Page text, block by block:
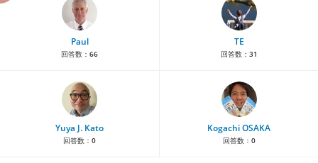
Paul
回答数： 66
TE
回答数： 31
Yuya J. Kato
回答数： 0
Kogachi OSAKA
回答数： 0